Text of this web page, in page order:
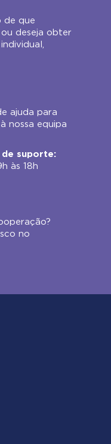
de que
deseja obter
ajuda para
nossa equipa
suporte:
às 18h
no